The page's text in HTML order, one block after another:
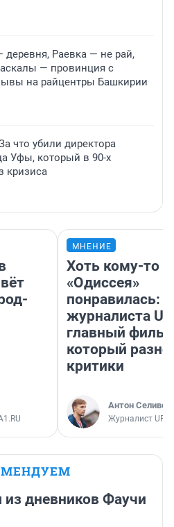
Раевка — не рай,
— провинция с
на райцентры Башкирии
что убили директора
Уфы, который в 90-х
кризиса
МНЕНИЕ
Хоть кому-то
«Одиссея»
понравилась:
журналиста
главный
который
критики
Антон
Журналист
дневников Фаучи